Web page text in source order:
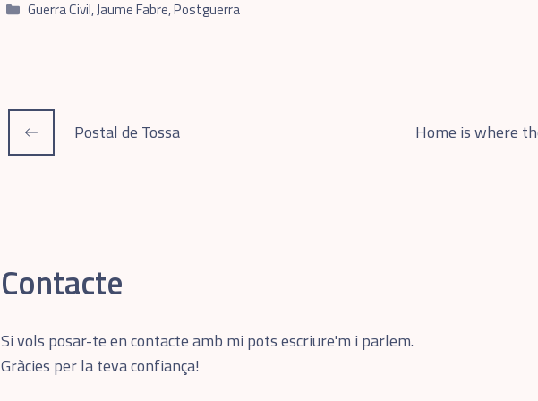
Categories
Guerra Civil,Jaume Fabre,Postguerra
Postal de Tossa Home is where
Contacte
Si vols posar-te en contacte amb mi pots escriure'm i parlem.
Gràcies per la teva confiança!